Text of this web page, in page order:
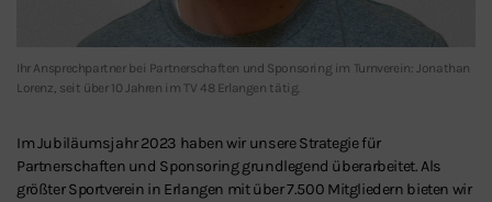
Ihr Ansprechpartner bei Partnerschaften und Sponsoring im Turnverein: Jonathan
Lorenz, seit über 10 Jahren im TV 48 Erlangen tätig.
Im Jubiläumsjahr 2023 haben wir unsere Strategie für
Partnerschaften und Sponsoring grundlegend überarbeitet. Als
größter Sportverein in Erlangen mit über 7.500 Mitgliedern bieten wir